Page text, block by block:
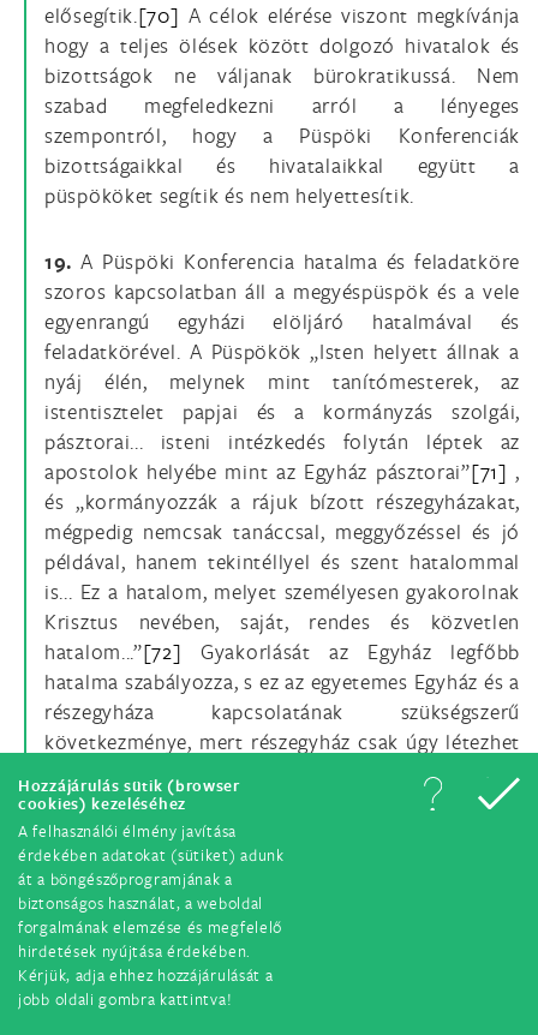
Hozzájárulás sütik (browser
cookies) kezeléséhez
A felhasználói élmény javítása
érdekében adatokat (sütiket) adunk
át a böngészőprogramjának a
biztonságos használat, a weboldal
forgalmának elemzése és megfelelő
hirdetések nyújtása érdekében.
Kérjük, adja ehhez hozzájárulását a
jobb oldali gombra kattintva!
elősegítik.[70] A célok elérése viszont megkívánja
hogy a teljes ölések között dolgozó hivatalok és
bizottságok ne váljanak bürokratikussá. Nem
szabad megfeledkezni arról a lényeges
szempontról, hogy a Püspöki Konferenciák
bizottságaikkal és hivatalaikkal együtt a
püspököket segítik és nem helyettesítik.
19. A Püspöki Konferencia hatalma és feladatköre
szoros kapcsolatban áll a megyéspüspök és a vele
egyenrangú egyházi elöljáró hatalmával és
feladatkörével. A Püspökök „Isten helyett állnak a
nyáj élén, melynek mint tanítómesterek, az
istentisztelet papjai és a kormányzás szolgái,
pásztorai... isteni intézkedés folytán léptek az
apostolok helyébe mint az Egyház pásztorai”[71] ,
és „kormányozzák a rájuk bízott részegyházakat,
mégpedig nemcsak tanáccsal, meggyőzéssel és jó
példával, hanem tekintéllyel és szent hatalommal
is... Ez a hatalom, melyet személyesen gyakorolnak
Krisztus nevében, saját, rendes és közvetlen
hatalom...”[72] Gyakorlását az Egyház legfőbb
hatalma szabályozza, s ez az egyetemes Egyház és a
részegyháza kapcsolatának szükségszerű
következménye, mert részegyház csak úgy létezhet
mint Isten népének része, „melyben az egyetlen
katolikus Egyház valóságosan jelen van és
tevékenykedik”[73]Ugyanis „a Római Püspök
primátusa és a Püspöki Kollégium az egyetemes
Egyház sajátos elemei, nem az egyházak
részlegességéből eredően, de mégis minden
részegyházban benne rejlő módon.” Az ilyen
szabályozás részeként a püspök szent hatalma az
Egyház és a hívek érdekében bizonyos határok